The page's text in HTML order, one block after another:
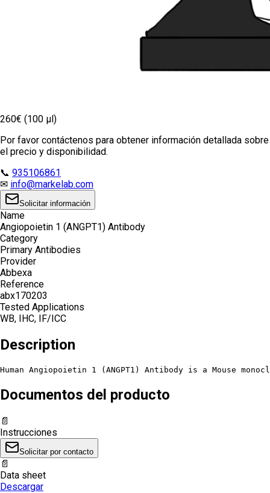
260€ (100 µl)
Por favor contáctenos para obtener información detallada sobre
el precio y disponibilidad.
📞 935106861
✉ info@markelab.com
Solicitar información
Name
Angiopoietin 1 (ANGPT1) Antibody
Category
Primary Antibodies
Provider
Abbexa
Reference
abx170203
Tested Applications
WB, IHC, IF/ICC
Description
Human Angiopoietin 1 (ANGPT1) Antibody is a Mouse
Documentos del producto
📄
Instrucciones
Solicitar por contacto
📄
Data sheet
Descargar